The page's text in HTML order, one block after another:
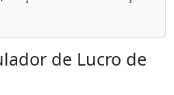
de Lucro de